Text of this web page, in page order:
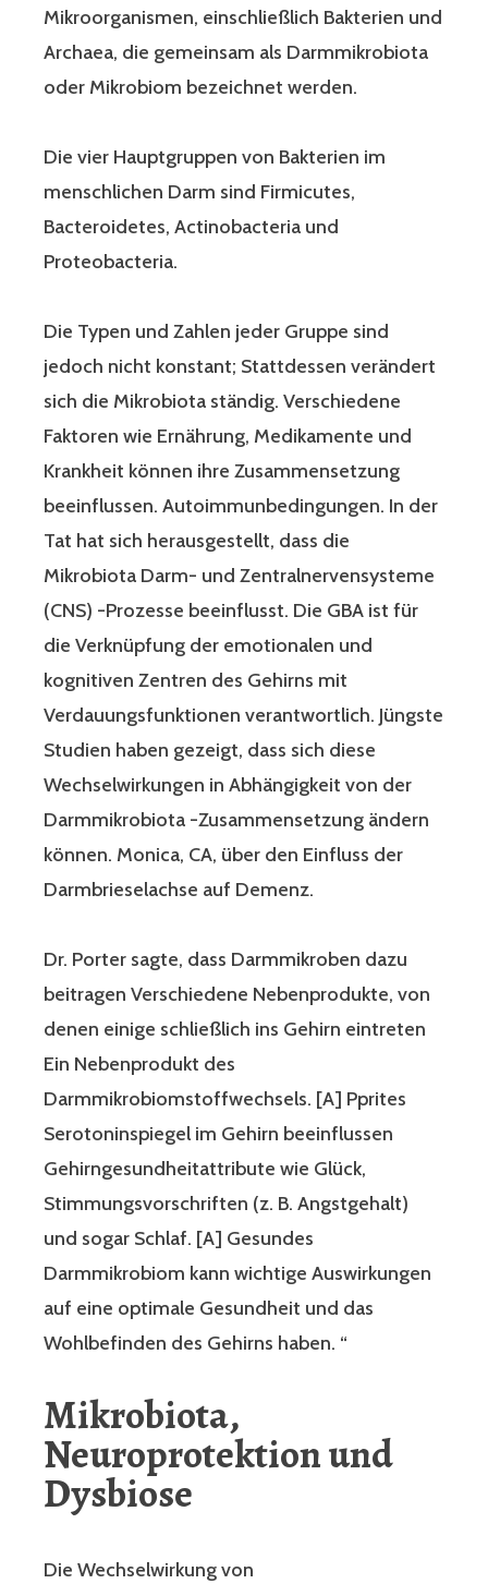
Mikroorganismen, einschließlich Bakterien und
Archaea, die gemeinsam als Darmmikrobiota
oder Mikrobiom bezeichnet werden.
Die vier Hauptgruppen von Bakterien im
menschlichen Darm sind Firmicutes,
Bacteroidetes, Actinobacteria und
Proteobacteria.
Die Typen und Zahlen jeder Gruppe sind
jedoch nicht konstant; Stattdessen verändert
sich die Mikrobiota ständig. Verschiedene
Faktoren wie Ernährung, Medikamente und
Krankheit können ihre Zusammensetzung
beeinflussen. Autoimmunbedingungen. In der
Tat hat sich herausgestellt, dass die
Mikrobiota Darm- und Zentralnervensysteme
(CNS) -Prozesse beeinflusst. Die GBA ist für
die Verknüpfung der emotionalen und
kognitiven Zentren des Gehirns mit
Verdauungsfunktionen verantwortlich. Jüngste
Studien haben gezeigt, dass sich diese
Wechselwirkungen in Abhängigkeit von der
Darmmikrobiota -Zusammensetzung ändern
können. Monica, CA, über den Einfluss der
Darmbrieselachse auf Demenz.
Dr. Porter sagte, dass Darmmikroben dazu
beitragen Verschiedene Nebenprodukte, von
denen einige schließlich ins Gehirn eintreten
Ein Nebenprodukt des
Darmmikrobiomstoffwechsels. [A] Pprites
Serotoninspiegel im Gehirn beeinflussen
Gehirngesundheitattribute wie Glück,
Stimmungsvorschriften (z. B. Angstgehalt)
und sogar Schlaf. [A] Gesundes
Darmmikrobiom kann wichtige Auswirkungen
auf eine optimale Gesundheit und das
Wohlbefinden des Gehirns haben. “
Mikrobiota,
Neuroprotektion und
Dysbiose
Die Wechselwirkung von